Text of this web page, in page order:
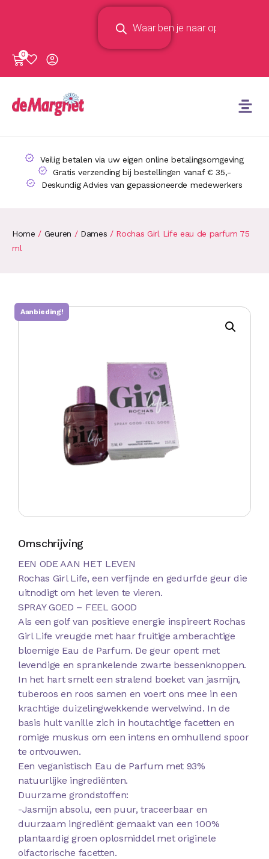
0
Veilig betalen via uw eigen online betalingsomgeving
Gratis verzending bij bestellingen vanaf € 35,-
Deskundig Advies van gepassioneerde medewerkers
Home / Geuren / Dames / Rochas Girl Life eau de parfum 75
ml
Aanbieding!
Omschrijving
EEN ODE AAN HET LEVEN
Rochas Girl Life, een verfijnde en gedurfde geur die
uitnodigt om het leven te vieren.
SPRAY GOED – FEEL GOOD
Als een golf van positieve energie inspireert Rochas
Girl Life vreugde met haar fruitige amberachtige
bloemige Eau de Parfum. De geur opent met
levendige en sprankelende zwarte bessenknoppen.
In het hart smelt een stralend boeket van jasmijn,
tuberoos en roos samen en voert ons mee in een
krachtige duizelingwekkende wervelwind. In de
basis hult vanille zich in houtachtige facetten en
romige muskus om een intens en omhullend spoor
te ontvouwen.
Een veganistisch Eau de Parfum met 93%
natuurlijke ingrediënten.
Duurzame grondstoffen:
-Jasmijn absolu, een puur, traceerbaar en
duurzaam ingrediënt gemaakt van een 100%
plantaardig groen oplosmiddel met originele
olfactorische facetten.